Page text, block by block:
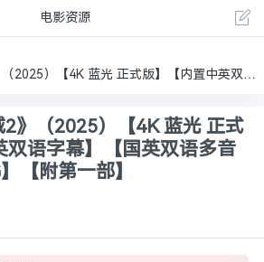
电影资源
✅《疯狂动物城2》（2025）【4K 蓝光 正式版】【内置中英双语字幕】【国英双语多音轨】【共60.7G】【附第一部】
2》（2025）【4K 蓝光 正式
双语字幕】【国英双语多音
【附第一部】